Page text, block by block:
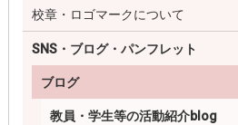
校章・ロゴマークについて
SNS・ブログ・パンフレット
ブログ
教員・学生等の活動紹介blog